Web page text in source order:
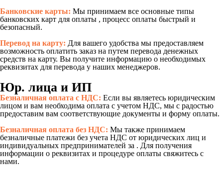
Банковские карты: Мы принимаем все основные типы
банковских карт для оплаты , процесс оплаты быстрый и
безопасный.
Перевод на карту: Для вашего удобства мы предоставляем
возможность оплатить заказ на путем перевода денежных
средств на карту. Вы получите информацию о необходимых
реквизитах для перевода у наших менеджеров.
Юр. лица и ИП
Безналичная оплата с НДС: Если вы являетесь юридическим
лицом и вам необходима оплата с учетом НДС, мы с радостью
предоставим вам соответствующие документы и форму оплаты.
Безналичная оплата без НДС: Мы также принимаем
безналичные платежи без учета НДС от юридических лиц и
индивидуальных предпринимателей за . Для получения
информации о реквизитах и процедуре оплаты свяжитесь с
нами.